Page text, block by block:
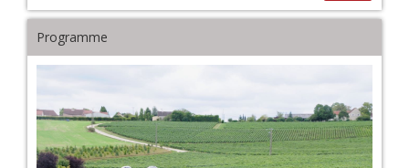
Programme